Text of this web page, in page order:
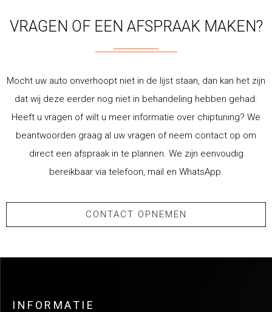
VRAGEN OF EEN AFSPRAAK MAKEN?
Mocht uw auto onverhoopt niet in de lijst staan, dan kan het zijn
dat wij deze eerder nog niet in behandeling hebben gehad.
Heeft u vragen of wilt u meer informatie over chiptuning? We
beantwoorden graag al uw vragen of neem contact op om
direct een afspraak in te plannen. We zijn eenvoudig
bereikbaar via telefoon, mail en WhatsApp.
CONTACT OPNEMEN
INFORMATIE